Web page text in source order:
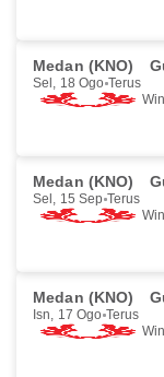
Medan (KNO)
Sel, 18 Ogo Terus
Medan (KNO)
Sel, 15 Sep Terus
Medan (KNO)
Isn, 17 Ogo Terus